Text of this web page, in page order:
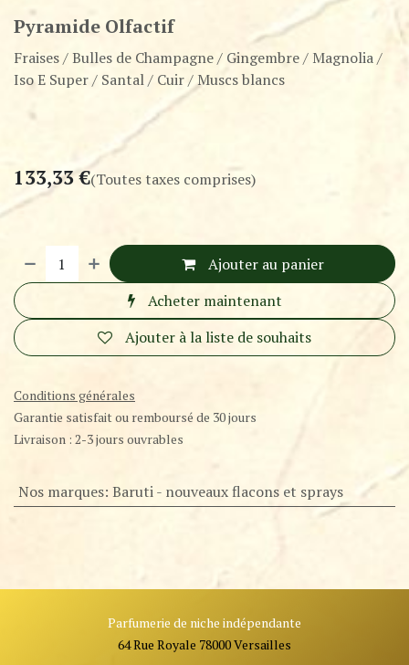
Pyramide Olfactif
Fraises / Bulles de Champagne / Gingembre / Magnolia /
Iso E Super / Santal / Cuir / Muscs blancs
133,33€(Toutes taxes comprises)
Ajouter au panier
Acheter maintenant
Ajouter à la liste de souhaits
Conditions générales
Garantie satisfait ou remboursé de 30 jours
Livraison : 2-3 jours ouvrables
Nos marques: Baruti - nouveaux flacons et sprays
Parfumerie de niche indépendante
64 Rue Royale 78000 Versailles